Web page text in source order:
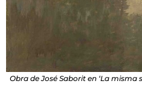
Obra de José Saborit en ‘La misma